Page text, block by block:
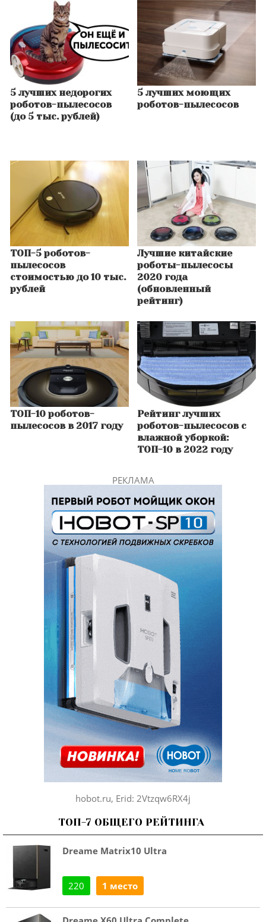
5 лучших недорогих
роботов-пылесосов
(до 5 тыс. рублей)
5 лучших моющих
роботов-пылесосов
ТОП-5 роботов-
пылесосов
стоимостью до 10 тыс.
рублей
Лучшие китайские
роботы-пылесосы
2020 года
(обновленный
рейтинг)
ТОП-10 роботов-
пылесосов в 2017 году
Рейтинг лучших
роботов-пылесосов с
влажной уборкой:
ТОП-10 в 2022 году
РЕКЛАМА
hobot.ru, Erid: 2Vtzqw6RX4j
ТОП-7 ОБЩЕГО РЕЙТИНГА
Dreame Matrix10 Ultra
220 1 место